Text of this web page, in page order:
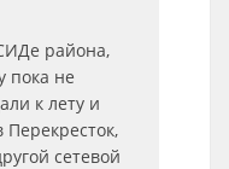
района,
пока не
к лету и
Перекресток,
сетевой